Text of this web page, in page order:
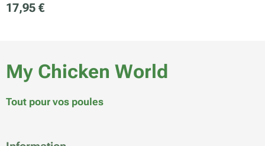
17,95 €
My Chicken World
Tout pour vos poules